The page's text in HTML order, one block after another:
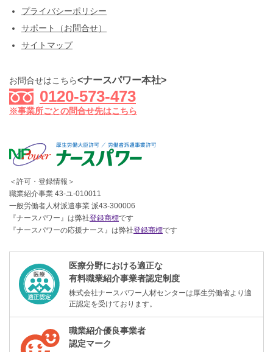
プライバシーポリシー
サポート（お問合せ）
サイトマップ
お問合せはこちら<ナースパワー本社>
0120-573-473
※事業所ごとの問合せ先はこちら
＜許可・登録情報＞
職業紹介事業 43-ユ-010011
一般労働者人材派遣事業 派43-300006
『ナースパワー』は弊社登録商標です
『ナースパワーの応援ナース』は弊社登録商標です
医療分野における適正な
有料職業紹介事業者認定制度
株式会社ナースパワー人材センターは厚生労働省より適
正認定を受けております。
職業紹介優良事業者
認定マーク